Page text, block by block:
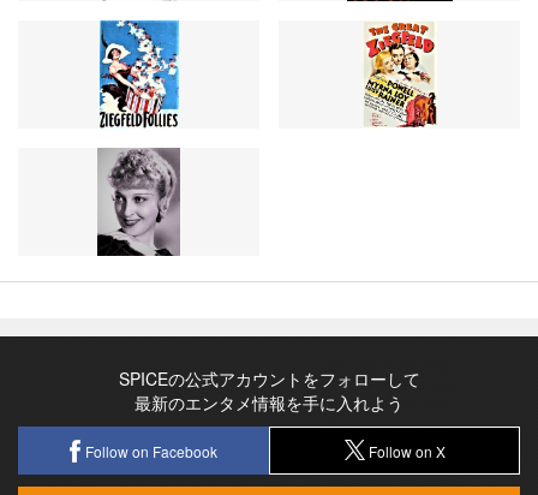
SPICEの公式アカウントをフォローして
最新のエンタメ情報を手に入れよう
Follow on Facebook Follow on X